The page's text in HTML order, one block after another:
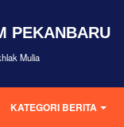
PEKANBARU
Mulia
KATEGORI BERITA